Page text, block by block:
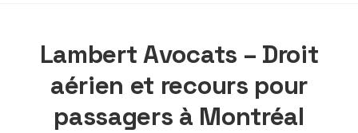
Lambert Avocats – Droit
aérien et recours pour
passagers à Montréal